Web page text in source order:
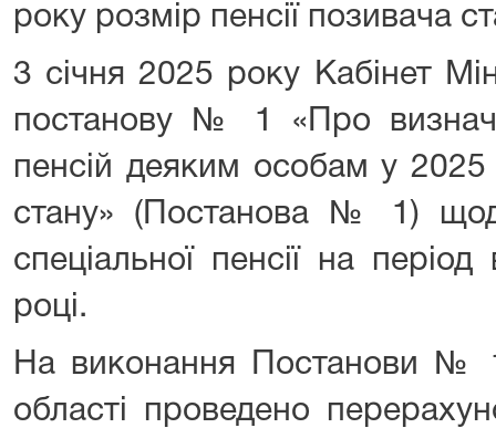
року розмір пенсії позивача
3 січня 2025 року Кабінет
постанову № 1 «Про
пенсій деяким особам у 2025
стану» (Постанова № 1)
спеціальної пенсії на
році.
На виконання Постанови №
області проведено